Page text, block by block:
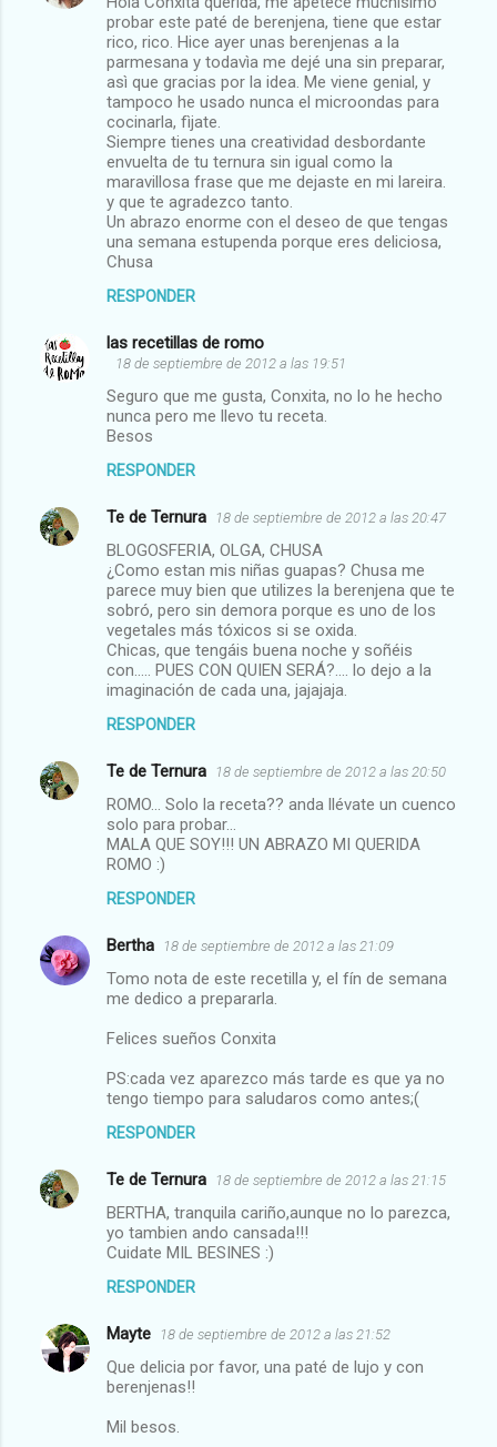
probar este paté de berenjena, tiene que estar
rico, rico. Hice ayer unas berenjenas a la
parmesana y todavìa me dejé una sin preparar,
asì que gracias por la idea. Me viene genial, y
tampoco he usado nunca el microondas para
cocinarla, fìjate.
Siempre tienes una creatividad desbordante
envuelta de tu ternura sin igual como la
maravillosa frase que me dejaste en mi lareira.
y que te agradezco tanto.
Un abrazo enorme con el deseo de que tengas
una semana estupenda porque eres deliciosa,
Chusa
RESPONDER
las recetillas de romo
18 de septiembre de 2012 a las 19:51
Seguro que me gusta, Conxita, no lo he hecho
nunca pero me llevo tu receta.
Besos
RESPONDER
Te de Ternura 18 de septiembre de 2012 a las 20:47
BLOGOSFERIA, OLGA, CHUSA
¿Como estan mis niñas guapas? Chusa me
parece muy bien que utilizes la berenjena que te
sobró, pero sin demora porque es uno de los
vegetales más tóxicos si se oxida.
Chicas, que tengáis buena noche y soñéis
con..... PUES CON QUIEN SERÁ?.... lo dejo a la
imaginación de cada una, jajajaja.
RESPONDER
Te de Ternura 18 de septiembre de 2012 a las 20:50
ROMO... Solo la receta?? anda llévate un cuenco
solo para probar...
MALA QUE SOY!!! UN ABRAZO MI QUERIDA
ROMO :)
RESPONDER
Bertha 18 de septiembre de 2012 a las 21:09
Tomo nota de este recetilla y, el fín de semana
me dedico a prepararla.
Felices sueños Conxita
PS:cada vez aparezco más tarde es que ya no
tengo tiempo para saludaros como antes;(
RESPONDER
Te de Ternura 18 de septiembre de 2012 a las 21:15
BERTHA, tranquila cariño,aunque no lo parezca,
yo tambien ando cansada!!!
Cuidate MIL BESINES :)
RESPONDER
Mayte 18 de septiembre de 2012 a las 21:52
Que delicia por favor, una paté de lujo y con
berenjenas!!
Mil besos.